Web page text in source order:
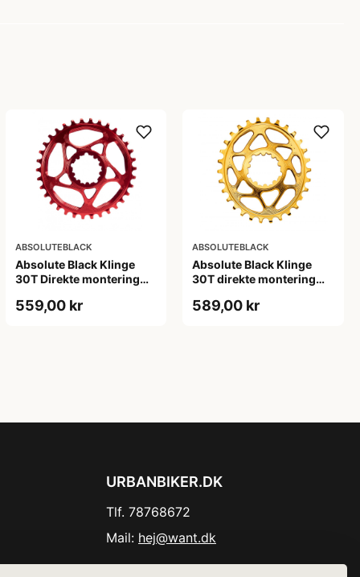
ABSOLUTEBLACK
Absolute Black Klinge
30T Direkte montering
Rød
559,00 kr
ABSOLUTEBLACK
Absolute Black Klinge
30T direkte montering
589,00 kr
URBANBIKER.DK
Tlf. 78768672
Mail: hej@want.dk